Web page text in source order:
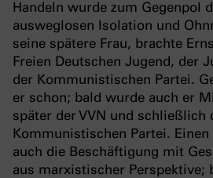
Handeln wurde zum Gegenpol
ausweglosen Isolation und
seine spätere Frau, brachte
Freien Deutschen Jugend, der
der Kommunistischen Partei.
er schon; bald wurde auch er
später der VVN und schließlich
Kommunistischen Partei.
auch die Beschäftigung mit
aus marxistischer Perspektive;